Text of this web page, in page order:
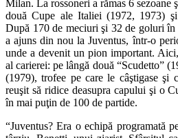
Milan. La rossoneri a rămas 6 sezoane
două Cupe ale Italiei (1972, 1973)
După 170 de meciuri şi 32 de goluri în
a ajuns din nou la Juventus, într-o
unde a devenit un pion important.
al carierei: pe lângă două “Scudetto”
(1979), trofee pe care le câştigase şi
reuşit să ridice deasupra capului şi o
în mai puţin de 100 de partide.
“Juventus? Era o echipă programată